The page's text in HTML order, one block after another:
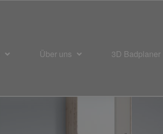
Über uns 3D Badplaner